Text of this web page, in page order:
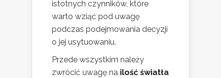
istotnych czynników, które
warto wziąć pod uwagę
podczas podejmowania decyzji
o jej usytuowaniu.
Przede wszystkim należy
zwrócić uwagę na ilość światła